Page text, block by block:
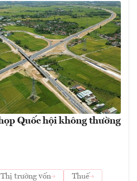
Quốc hội không thường
Thị trường vốn
Thuế